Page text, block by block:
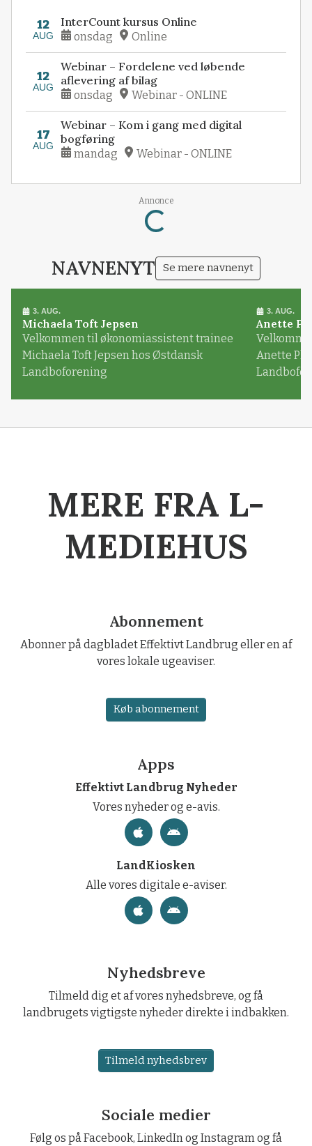
12
AUG
InterCount kursus Online
onsdag Online
12
AUG
Webinar – Fordelene ved løbende
aflevering af bilag
onsdag Webinar - ONLINE
17
AUG
Webinar – Kom i gang med digital
bogføring
mandag Webinar - ONLINE
Annonce
Loading...
NAVNENYT Se mere navnenyt
3. AUG.
Michaela Toft Jepsen
Velkommen til økonomiassistent trainee
Michaela Toft Jepsen hos Østdansk
Landboforening
3. AUG.
Anette
Anette
MERE FRA L-
MEDIEHUS
Abonnement
Abonner på dagbladet Effektivt Landbrug eller en af
vores lokale ugeaviser.
Køb abonnement
Apps
Effektivt Landbrug Nyheder
Vores nyheder og e-avis.
LandKiosken
Alle vores digitale e-aviser.
Nyhedsbreve
Tilmeld dig et af vores nyhedsbreve, og få
landbrugets vigtigste nyheder direkte i indbakken.
Tilmeld nyhedsbrev
Sociale medier
Følg os på Facebook, LinkedIn og Instagram og få